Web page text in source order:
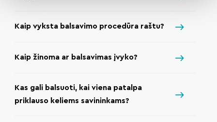
Kaip vyksta balsavimo procedūra raštu?
Kaip žinoma ar balsavimas įvyko?
Kas gali balsuoti, kai viena patalpa
priklauso keliems savininkams?